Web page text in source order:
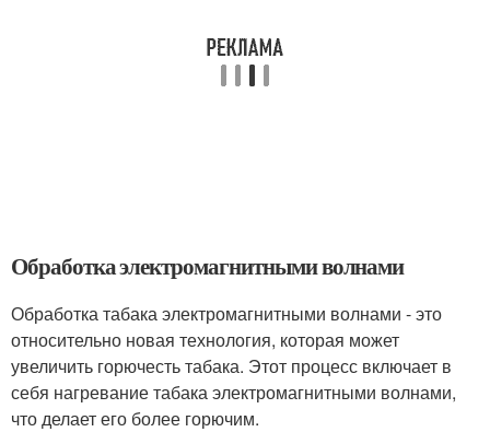
Обработка электромагнитными волнами
Обработка табака электромагнитными волнами - это
относительно новая технология, которая может
увеличить горючесть табака. Этот процесс включает в
себя нагревание табака электромагнитными волнами,
что делает его более горючим.